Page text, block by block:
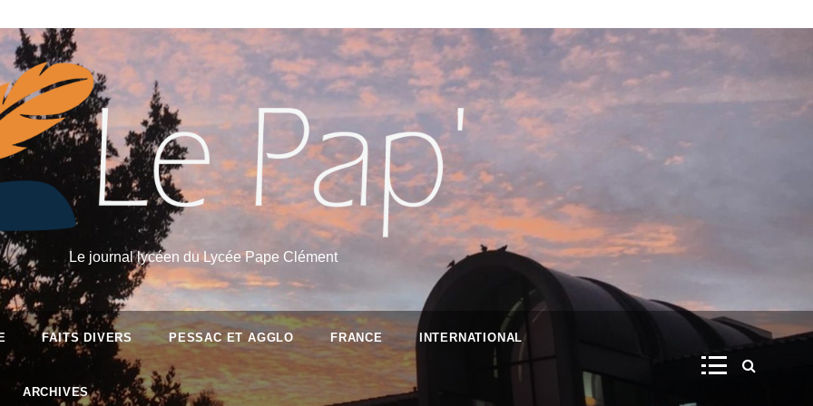
Le journal lycéen du Lycée Pape Clément
FAITS DIVERS PESSAC ET AGGLO FRANCE INTERNATIONAL
ARCHIVES